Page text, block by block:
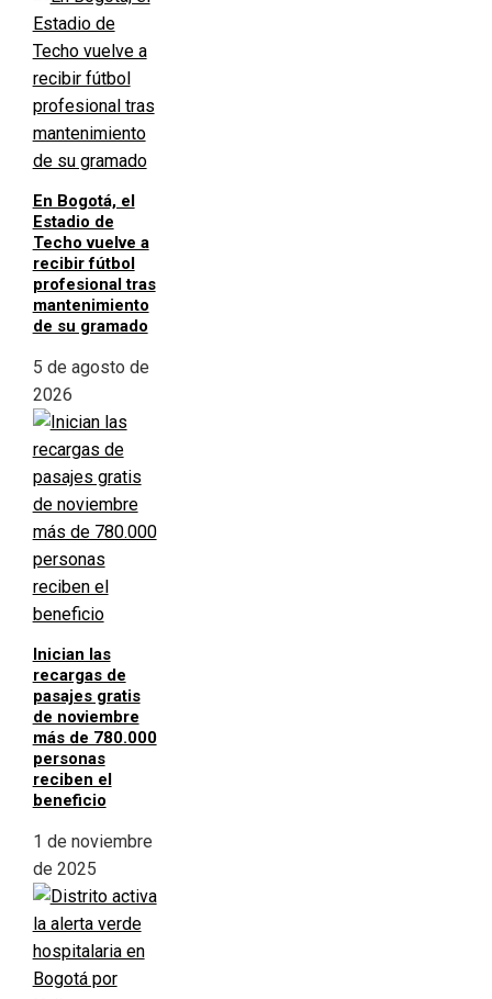
En Bogotá, el
Estadio de
Techo vuelve a
recibir fútbol
profesional tras
mantenimiento
de su gramado
5 de agosto de
2026
Inician las
recargas de
pasajes gratis
de noviembre
más de 780.000
personas
reciben el
beneficio
1 de noviembre
de 2025